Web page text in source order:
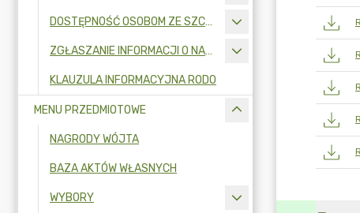
DOSTĘPNOŚĆ OSOBOM ZE SZCZEGÓLNYMI POTRZEBAMI
ZGŁASZANIE INFORMACJI O NARUSZENIU PRAWA I OCHRONA SYGNALISTÓW
KLAUZULA INFORMACYJNA RODO
MENU PRZEDMIOTOWE
NAGRODY WÓJTA
BAZA AKTÓW WŁASNYCH
WYBORY